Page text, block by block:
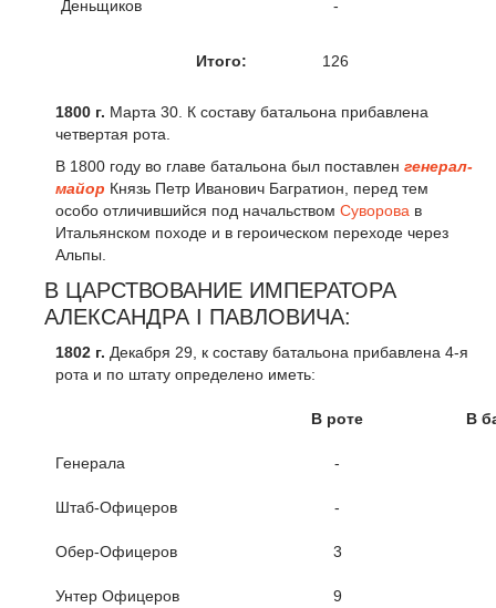
Деньщиков -
Итого: 126
1800 г. Марта 30. К составу батальона прибавлена
четвертая рота.
В 1800 году во главе батальона был поставлен генерал-
майор Князь Петр Иванович Багратион, перед тем
особо отличившийся под начальством Суворова в
Итальянском походе и в героическом переходе через
Альпы.
В ЦАРСТВОВАНИЕ ИМПЕРАТОРА
АЛЕКСАНДРА I ПАВЛОВИЧА:
1802 г. Декабря 29, к составу батальона прибавлена 4-я
рота и по штату определено иметь:
В роте В
Генерала -
Штаб-Офицеров -
Обер-Офицеров 3
Унтер Офицеров 9